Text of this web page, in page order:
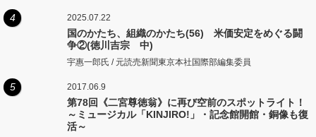
4 2025.07.22
国のかたち、組織のかたち(56) 米価安定をめぐる闘
争②(徳川吉宗 中)
宇惠一郎氏 / 元読売新聞東京本社国際部編集委員
5 2017.06.9
第78回《二宮尊徳翁》に再び空前のスポットライト！
～ミュージカル「KINJIRO!」・記念館開館・銅像も復
活～